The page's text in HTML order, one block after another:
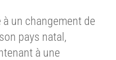
un changement de
pays natal,
à une